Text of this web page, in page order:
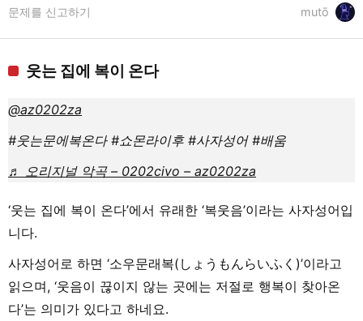
mutō
문제를 신고하기
웃는 집에 복이 온다
@az0202za
#웃는문에복온다 #쇼몬라이후 #사자성어 #배움
♬ 오리지널 악곡 – 0202civo – az0202za
‘웃는 집에 복이 온다’에서 유래한 ‘복웃음’이라는 사자성어입
니다.
사자성어로 하면 ‘소우문래복(しょうもんらいふく)’이라고
읽으며, ‘웃음이 끊이지 않는 곳에는 저절로 행복이 찾아온
다’는 의미가 있다고 하네요.